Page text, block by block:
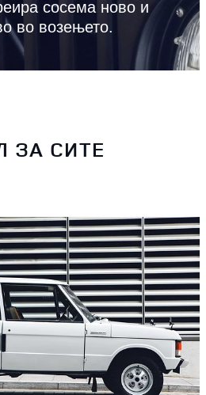
сосема ново и
во возењето.
ЗА СИТЕ